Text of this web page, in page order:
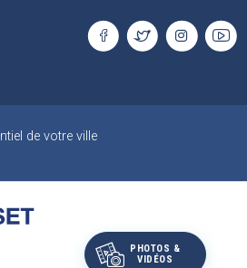
de votre ville
PHOTOS &
VIDÉOS